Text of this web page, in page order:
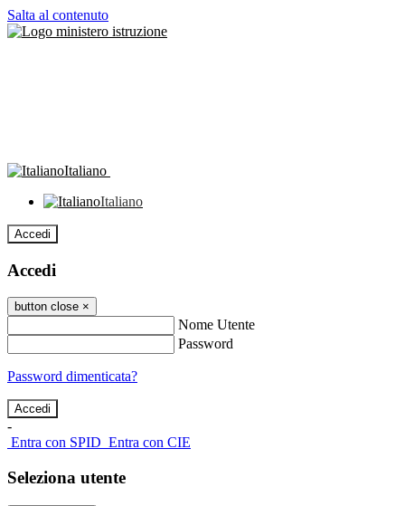
Salta al contenuto
Italiano
Italiano
Accedi
Accedi
button close ×
Nome Utente
Password
Password dimenticata?
-
Entra con SPID Entra con CIE
Seleziona utente